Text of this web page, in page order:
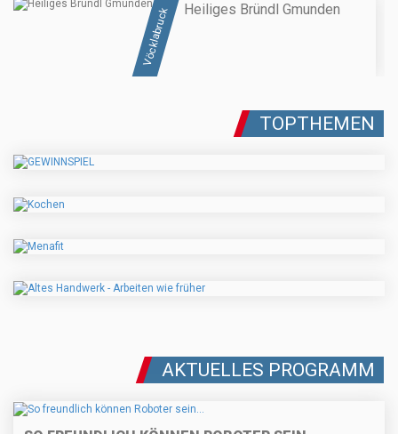
Vöcklabruck Heiliges Bründl Gmunden
TOPTHEMEN
AKTUELLES PROGRAMM